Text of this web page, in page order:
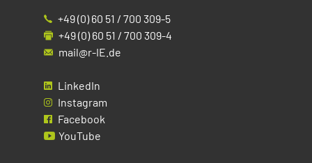
+49 (0) 60 51 / 700 309-5
+49 (0) 60 51 / 700 309-4
mail@r-IE.de
LinkedIn
Instagram
Facebook
YouTube